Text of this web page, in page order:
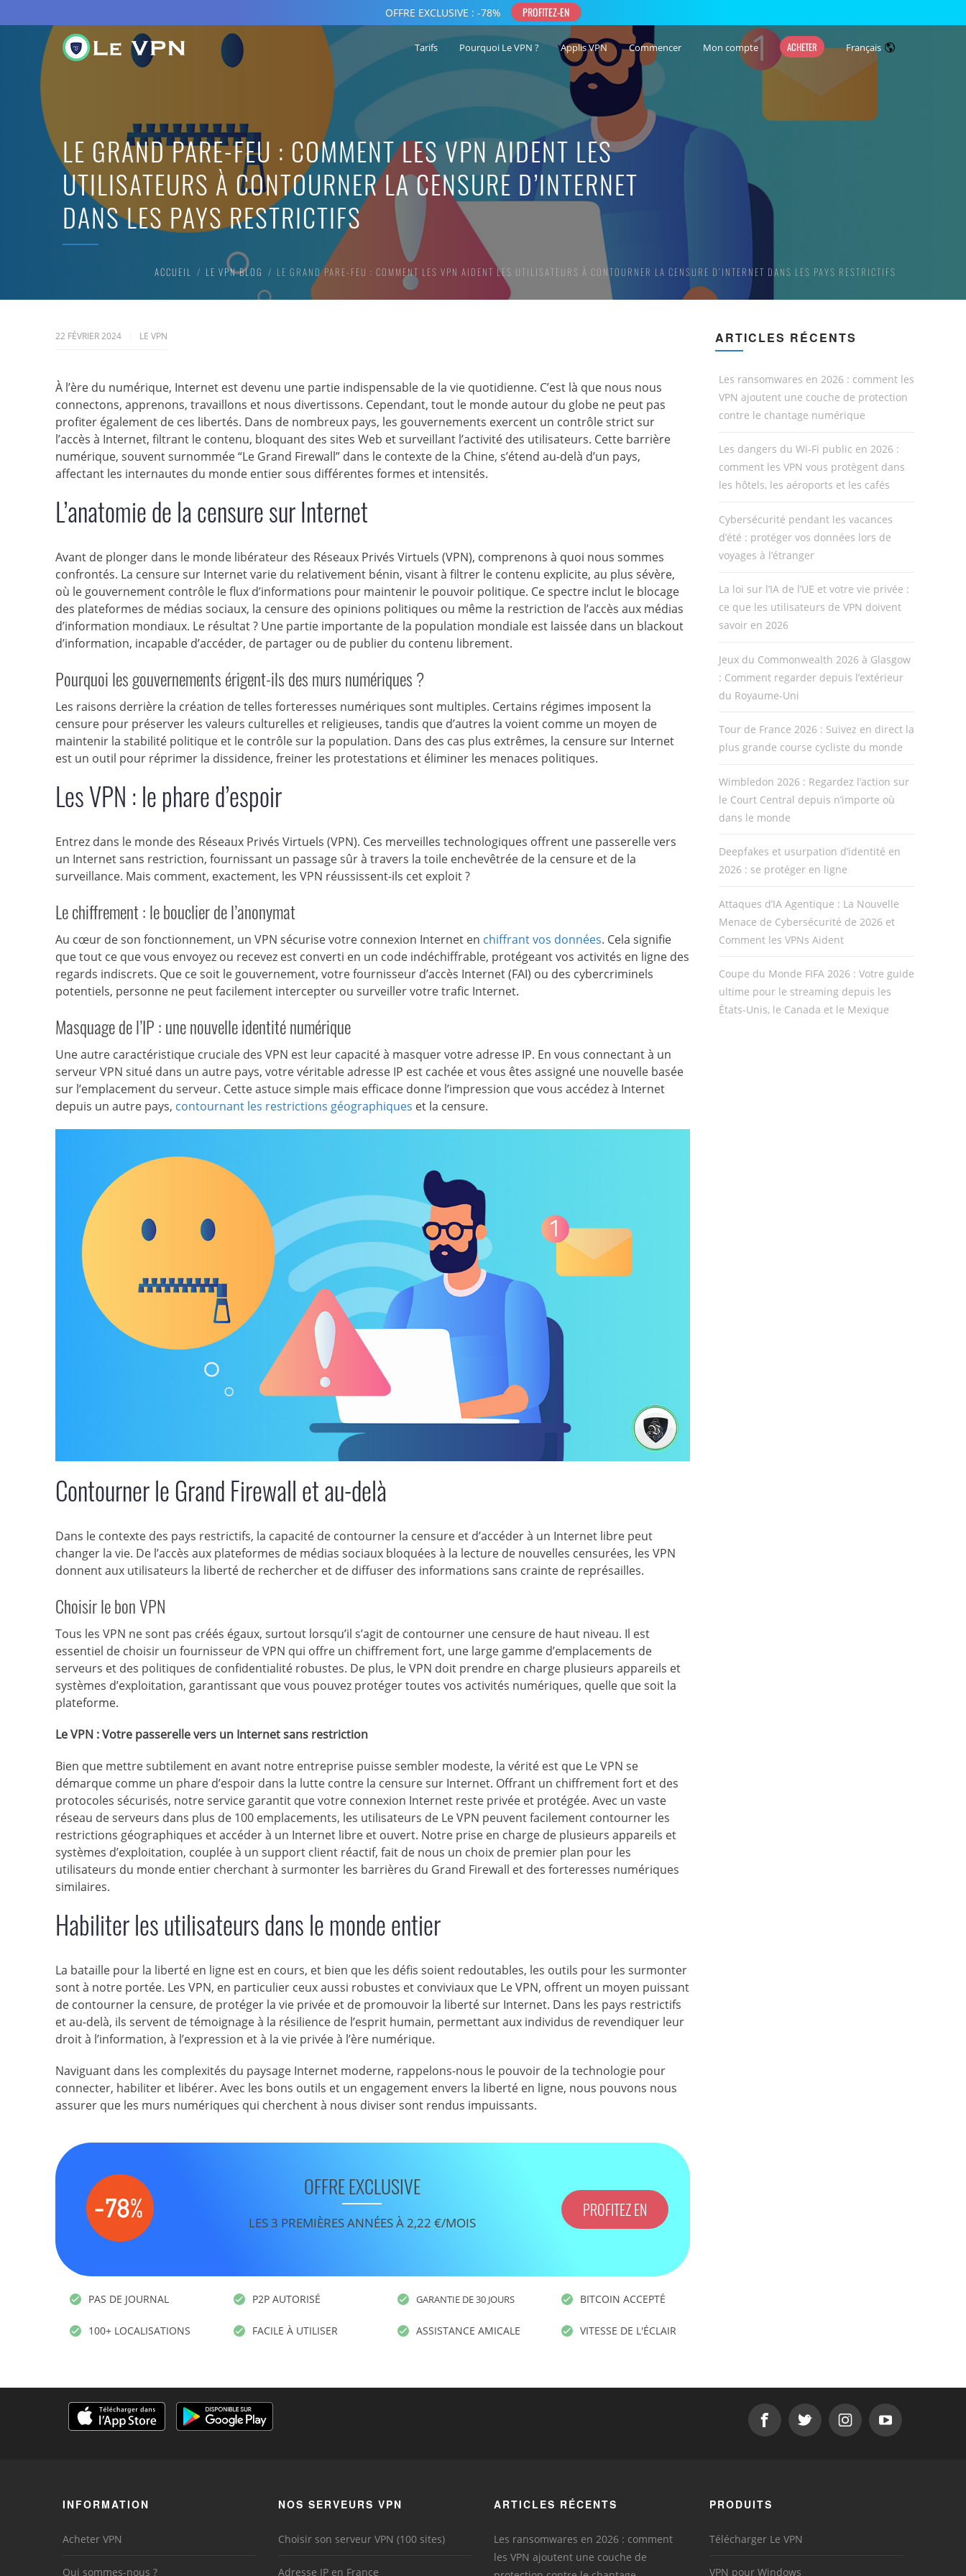
Tarifs Pourquoi Le VPN ? Applis VPN Commencer Mon compte ACHETER Français
LE GRAND PARE-FEU : COMMENT LES VPN AIDENT LES
UTILISATEURS À CONTOURNER LA CENSURE D’INTERNET
DANS LES PAYS RESTRICTIFS
ACCUEIL LE VPN BLOG LE GRAND PARE-FEU : COMMENT LES VPN AIDENT LES UTILISATEURS À CONTOURNER LA CENSURE D’INTERNET DANS LES PAYS RESTRICTIFS
22 FÉVRIER 2024 LE VPN
À l’ère du numérique, Internet est devenu une partie indispensable de la vie quotidienne. C’est là que nous nous
connectons, apprenons, travaillons et nous divertissons. Cependant, tout le monde autour du globe ne peut pas
profiter également de ces libertés. Dans de nombreux pays, les gouvernements exercent un contrôle strict sur
l’accès à Internet, filtrant le contenu, bloquant des sites Web et surveillant l’activité des utilisateurs. Cette barrière
numérique, souvent surnommée “Le Grand Firewall” dans le contexte de la Chine, s’étend au-delà d’un pays,
affectant les internautes du monde entier sous différentes formes et intensités.
L’anatomie de la censure sur Internet
Avant de plonger dans le monde libérateur des Réseaux Privés Virtuels (VPN), comprenons à quoi nous sommes
confrontés. La censure sur Internet varie du relativement bénin, visant à filtrer le contenu explicite, au plus sévère,
où le gouvernement contrôle le flux d’informations pour maintenir le pouvoir politique. Ce spectre inclut le blocage
des plateformes de médias sociaux, la censure des opinions politiques ou même la restriction de l’accès aux médias
d’information mondiaux. Le résultat ? Une partie importante de la population mondiale est laissée dans un blackout
d’information, incapable d’accéder, de partager ou de publier du contenu librement.
Pourquoi les gouvernements érigent-ils des murs numériques ?
Les raisons derrière la création de telles forteresses numériques sont multiples. Certains régimes imposent la
censure pour préserver les valeurs culturelles et religieuses, tandis que d’autres la voient comme un moyen de
maintenir la stabilité politique et le contrôle sur la population. Dans des cas plus extrêmes, la censure sur Internet
est un outil pour réprimer la dissidence, freiner les protestations et éliminer les menaces politiques.
Les VPN : le phare d’espoir
Entrez dans le monde des Réseaux Privés Virtuels (VPN). Ces merveilles technologiques offrent une passerelle vers
un Internet sans restriction, fournissant un passage sûr à travers la toile enchevêtrée de la censure et de la
surveillance. Mais comment, exactement, les VPN réussissent-ils cet exploit ?
Le chiffrement : le bouclier de l’anonymat
Au cœur de son fonctionnement, un VPN sécurise votre connexion Internet en chiffrant vos données. Cela signifie
que tout ce que vous envoyez ou recevez est converti en un code indéchiffrable, protégeant vos activités en ligne des
regards indiscrets. Que ce soit le gouvernement, votre fournisseur d’accès Internet (FAI) ou des cybercriminels
potentiels, personne ne peut facilement intercepter ou surveiller votre trafic Internet.
Masquage de l’IP : une nouvelle identité numérique
Une autre caractéristique cruciale des VPN est leur capacité à masquer votre adresse IP. En vous connectant à un
serveur VPN situé dans un autre pays, votre véritable adresse IP est cachée et vous êtes assigné une nouvelle basée
sur l’emplacement du serveur. Cette astuce simple mais efficace donne l’impression que vous accédez à Internet
depuis un autre pays, contournant les restrictions géographiques et la censure.
Contourner le Grand Firewall et au-delà
Dans le contexte des pays restrictifs, la capacité de contourner la censure et d’accéder à un Internet libre peut
changer la vie. De l’accès aux plateformes de médias sociaux bloquées à la lecture de nouvelles censurées, les VPN
donnent aux utilisateurs la liberté de rechercher et de diffuser des informations sans crainte de représailles.
Choisir le bon VPN
Tous les VPN ne sont pas créés égaux, surtout lorsqu’il s’agit de contourner une censure de haut niveau. Il est
essentiel de choisir un fournisseur de VPN qui offre un chiffrement fort, une large gamme d’emplacements de
serveurs et des politiques de confidentialité robustes. De plus, le VPN doit prendre en charge plusieurs appareils et
systèmes d’exploitation, garantissant que vous pouvez protéger toutes vos activités numériques, quelle que soit la
plateforme.
Le VPN : Votre passerelle vers un Internet sans restriction
Bien que mettre subtilement en avant notre entreprise puisse sembler modeste, la vérité est que Le VPN se
démarque comme un phare d’espoir dans la lutte contre la censure sur Internet. Offrant un chiffrement fort et des
protocoles sécurisés, notre service garantit que votre connexion Internet reste privée et protégée. Avec un vaste
réseau de serveurs dans plus de 100 emplacements, les utilisateurs de Le VPN peuvent facilement contourner les
restrictions géographiques et accéder à un Internet libre et ouvert. Notre prise en charge de plusieurs appareils et
systèmes d’exploitation, couplée à un support client réactif, fait de nous un choix de premier plan pour les
utilisateurs du monde entier cherchant à surmonter les barrières du Grand Firewall et des forteresses numériques
similaires.
Habiliter les utilisateurs dans le monde entier
La bataille pour la liberté en ligne est en cours, et bien que les défis soient redoutables, les outils pour les surmonter
sont à notre portée. Les VPN, en particulier ceux aussi robustes et conviviaux que Le VPN, offrent un moyen puissant
de contourner la censure, de protéger la vie privée et de promouvoir la liberté sur Internet. Dans les pays restrictifs
et au-delà, ils servent de témoignage à la résilience de l’esprit humain, permettant aux individus de revendiquer leur
droit à l’information, à l’expression et à la vie privée à l’ère numérique.
Naviguant dans les complexités du paysage Internet moderne, rappelons-nous le pouvoir de la technologie pour
connecter, habiliter et libérer. Avec les bons outils et un engagement envers la liberté en ligne, nous pouvons nous
assurer que les murs numériques qui cherchent à nous diviser sont rendus impuissants.
OFFRE EXCLUSIVE
LES 3 PREMIÈRES ANNÉES À 2,22 €/MOIS
PROFITEZ EN
PAS DE JOURNAL
100+ LOCALISATIONS
P2P AUTORISÉ
FACILE À UTILISER
GARANTIE DE 30 JOURS
ASSISTANCE AMICALE
BITCOIN ACCEPTÉ
VITESSE DE L'ÉCLAIR
ARTICLES RÉCENTS
Les ransomwares en 2026 : comment les
VPN ajoutent une couche de protection
contre le chantage numérique
Les dangers du Wi-Fi public en 2026 :
comment les VPN vous protègent dans
les hôtels, les aéroports et les cafés
Cybersécurité pendant les vacances
d’été : protéger vos données lors de
voyages à l’étranger
La loi sur l’IA de l’UE et votre vie privée :
ce que les utilisateurs de VPN doivent
savoir en 2026
Jeux du Commonwealth 2026 à Glasgow
: Comment regarder depuis l’extérieur
du Royaume-Uni
Tour de France 2026 : Suivez en direct la
plus grande course cycliste du monde
Wimbledon 2026 : Regardez l’action sur
le Court Central depuis n’importe où
dans le monde
Deepfakes et usurpation d’identité en
2026 : se protéger en ligne
Attaques d’IA Agentique : La Nouvelle
Menace de Cybersécurité de 2026 et
Comment les VPNs Aident
Coupe du Monde FIFA 2026 : Votre guide
ultime pour le streaming depuis les
États-Unis, le Canada et le Mexique
INFORMATION
Acheter VPN
Qui sommes-nous ?
NOS SERVEURS VPN
Choisir son serveur VPN (100 sites)
Adresse IP en France
ARTICLES RÉCENTS
Les ransomwares en 2026 : comment
les VPN ajoutent une couche de
PRODUITS
Télécharger Le VPN
VPN pour Windows